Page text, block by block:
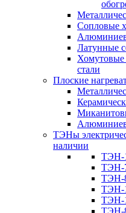
Сопловые
Латунные
Хомутовые
стали
Плоские
ТЭНы
наличии
ТЭН-
ТЭН-
ТЭН-
ТЭН-
ТЭН-
ТЭН-